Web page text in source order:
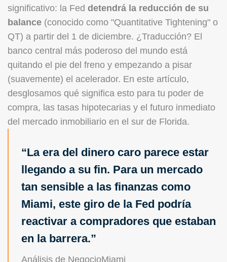
significativo: la Fed detendrá la reducción de su
balance (conocido como "Quantitative Tightening" o
QT) a partir del 1 de diciembre. ¿Traducción? El
banco central más poderoso del mundo está
quitando el pie del freno y empezando a pisar
(suavemente) el acelerador. En este artículo,
desglosamos qué significa esto para tu poder de
compra, las tasas hipotecarias y el futuro inmediato
del mercado inmobiliario en el sur de Florida.
La era del dinero caro parece estar
llegando a su fin. Para un mercado
tan sensible a las finanzas como
Miami, este giro de la Fed podría
reactivar a compradores que estaban
en la barrera.
Análisis de NegocioMiami